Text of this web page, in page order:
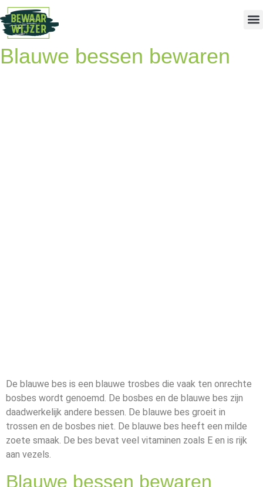
Blauwe bessen bewaren
De blauwe bes is een blauwe trosbes die vaak ten onrechte
bosbes wordt genoemd. De bosbes en de blauwe bes zijn
daadwerkelijk andere bessen. De blauwe bes groeit in
trossen en de bosbes niet. De blauwe bes heeft een milde
zoete smaak. De bes bevat veel vitaminen zoals E en is rijk
aan vezels.
Blauwe bessen bewaren